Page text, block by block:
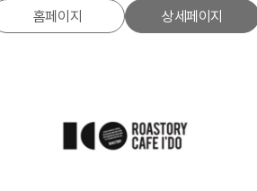
홈페이지 상세페이지